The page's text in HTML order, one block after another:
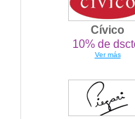
Cívico
10% de
Ver más